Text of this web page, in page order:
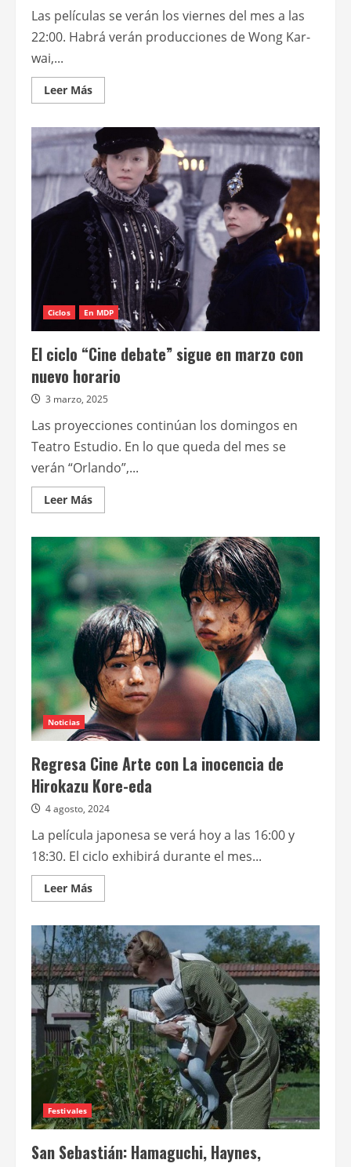
Las películas se verán los viernes del mes a las
22:00. Habrá verán producciones de Wong Kar-
wai,...
Leer MásLeer
más
Film&Arts
presenta
en
agosto
un
ciclo
de
cine
asiático
Ciclos En MDP
El ciclo “Cine debate” sigue en marzo con
nuevo horario
3 marzo, 2025
Las proyecciones continúan los domingos en
Teatro Estudio. En lo que queda del mes se
verán “Orlando”,...
Leer MásLeer
más
El
ciclo
“Cine
debate”
sigue
en
marzo
con
nuevo
horario
Noticias
Regresa Cine Arte con La inocencia de
Hirokazu Kore-eda
4 agosto, 2024
La película japonesa se verá hoy a las 16:00 y
18:30. El ciclo exhibirá durante el mes...
Leer MásLeer
más
Regresa
Cine
Arte
con
La
inocencia
de
Hirokazu
Kore-
eda
Festivales
San Sebastián: Hamaguchi, Haynes,